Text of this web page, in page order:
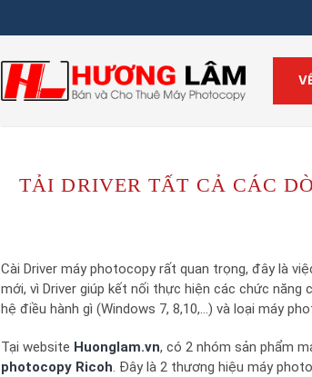
TẢI DRIVER TẤT CẢ CÁC
Cài Driver máy photocopy rất quan trọng, đây là
mới, vì Driver giúp kết nối thực hiện các chức
hệ điều hành gì (Windows 7, 8,10,…) và loại máy
Tại website Huonglam.vn, có 2 nhóm sản phẩm
photocopy Ricoh . Đây là 2 thương hiệu máy